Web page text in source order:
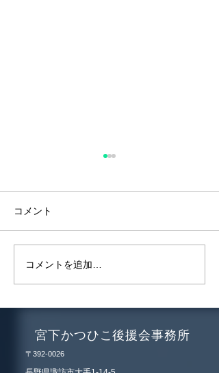
天理駅前のまちづくりを
視察
コメント
コメントを追加…
宮下かつひこ後援会事務所
〒392-0026